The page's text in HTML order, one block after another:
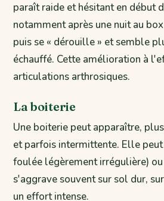
paraît raide et hésitant en début
notamment après une nuit au
puis se « dérouille » et semble
échauffé. Cette amélioration à
articulations arthrosiques.
La boiterie
Une boiterie peut apparaître,
et parfois intermittente. Elle
foulée légèrement irrégulière)
s'aggrave souvent sur sol dur,
un effort intense.